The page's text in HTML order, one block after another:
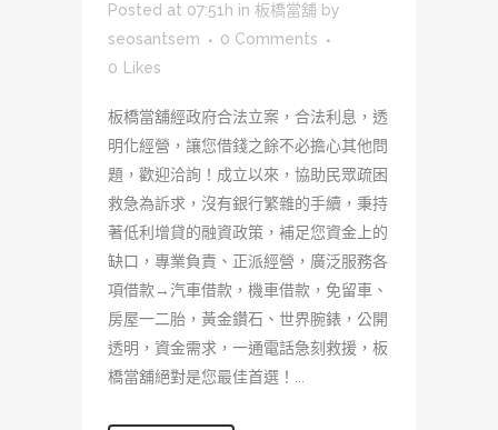
Posted at 07:51h in 板橋當舖 by
seosantsem
0 Comments
0 Likes
板橋當舖經政府合法立案，合法利息，透
明化經營，讓您借錢之餘不必擔心其他問
題，歡迎洽詢！成立以來，協助民眾疏困
救急為訴求，沒有銀行繁雜的手續，秉持
著低利增貸的融資政策，補足您資金上的
缺口，專業負責、正派經營，廣泛服務各
項借款→汽車借款，機車借款，免留車、
房屋一二胎，黃金鑽石、世界腕錶，公開
透明，資金需求，一通電話急刻救援，板
橋當舖絕對是您最佳首選！...